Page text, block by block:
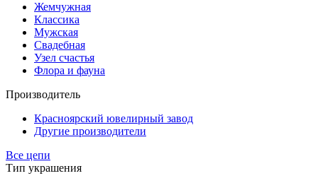
Жемчужная
Классика
Мужская
Свадебная
Узел счастья
Флора и фауна
Производитель
Красноярский ювелирный завод
Другие производители
Все цепи
Тип украшения